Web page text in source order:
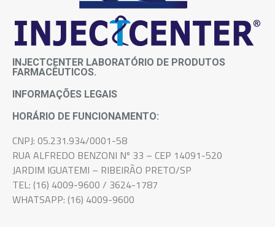
INJECTCENTER LABORATÓRIO DE PRODUTOS
FARMACÊUTICOS.
INFORMAÇÕES LEGAIS
HORÁRIO DE FUNCIONAMENTO:
CNPJ: 05.231.934/0001-58
RUA ALFREDO BENZONI Nº 33 – CEP 14091-520
JARDIM IGUATEMI – RIBEIRÃO PRETO/SP
TEL: (16) 4009-9600 / 3624-1787
WHATSAPP: (16) 4009-9600